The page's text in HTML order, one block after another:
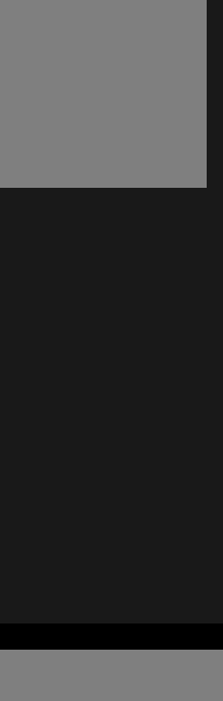
en nueva ventana)
nueva ventana)